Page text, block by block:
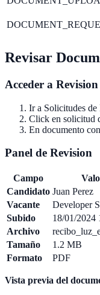
Revisar
Acceder a Revision
Ir a Solicitudes de
Click en solicitud
En documento
Panel de Revision
Campo
Candidato Juan Perez
Vacante
Developer
Subido
18/01/2024
Archivo
Tamaño
1.2 MB
Formato
PDF
Vista previa del